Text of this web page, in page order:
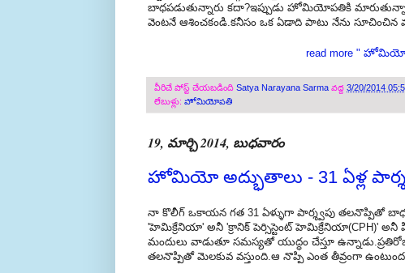
బాధపడుతున్నారు కదా?ఇప్పుడు హోమియోపతికి
వెంటనే ఆశించకండి.కనీసం ఒక ఏడాది పాటు నేను సూచించిన
read more " హోమియో
వీరిచే పోస్ట్ చేయబడింది Satya Narayana Sarma వద్ద 3/20/2014
లేబుళ్లు: హోమియోపతి
19, మార్చి 2014, బుధవారం
హోమియో అద్భుతాలు - 31 ఏళ్ల
నా కొలీగ్ ఒకాయన గత 31 ఏళ్ళుగా పార్శ్వపు తలనొప్పితో
'హెమిక్రేనియా' అనీ 'క్రానిక్ పెర్సిస్టెంట్ హెమిక్రేనియా(CPH)' అనీ
మందులు వాడుతూ సమస్యతో యుద్ధం చేస్తూ
తలనొప్పితో మెలకువ వస్తుంది.ఆ నొప్పి ఎంత తీవ్రంగా